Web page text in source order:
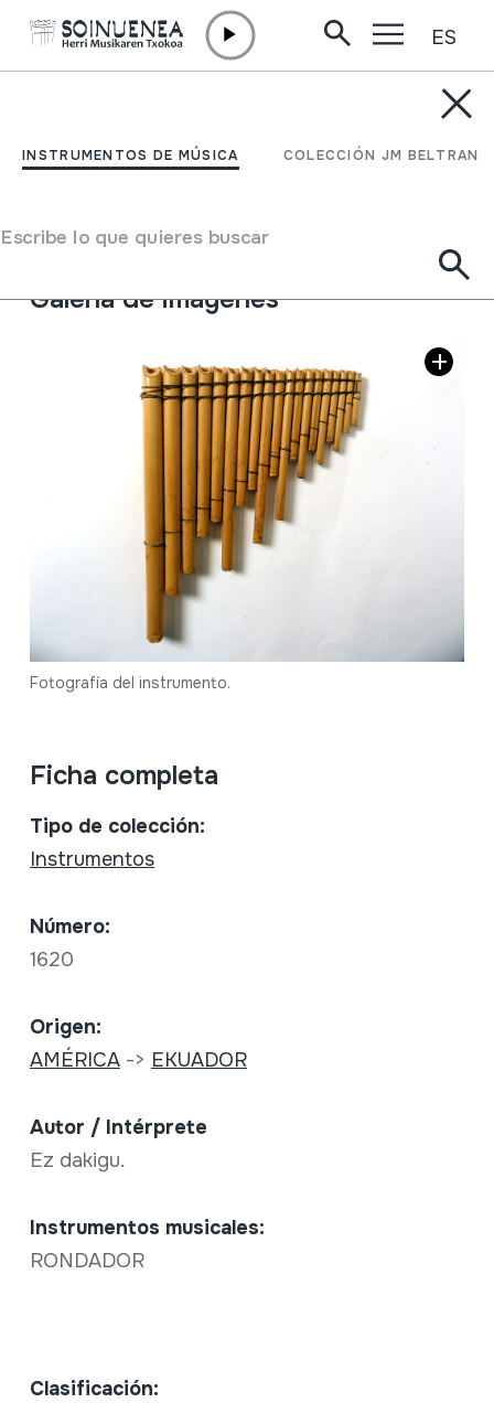
INSTRUMENTOS DE MÚSICA COLECCIÓN JM BELTRAN
Escribe lo que quieres buscar
ES
RONDADOR
Tipo de Instrumento de música
Aerófonos
Flautas
Galería de imágenes
Fotografía del instrumento.
Ficha completa
Tipo de colección:
Instrumentos
Número:
1620
Origen:
AMÉRICA-> EKUADOR
Autor / Intérprete
Ez dakigu.
Instrumentos musicales:
RONDADOR
Clasificación: